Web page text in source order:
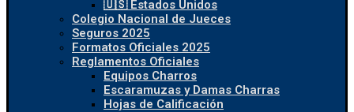
🇺🇸 Estados Unidos
Colegio Nacional de Jueces
Seguros 2025
Formatos Oficiales 2025
Reglamentos Oficiales
Equipos Charros
Escaramuzas y Damas Charras
Hojas de Calificación